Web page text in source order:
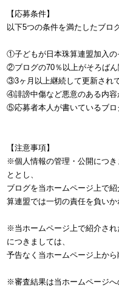
【応募条件】
以下5つの条件を満たしたブロ
①子どもが日本珠算連盟加入の
②ブログの70％以上がそろば
③3ヶ月以上継続して更新され
④誹謗中傷など悪意のある内容
⑤応募者本人が書いているブロ
【注意事項】
※個人情報の管理・公開につ
ととし、
ブログを当ホームページ上で
算連盟では一切の責任を負いか
※当ホームページ上で紹介さ
につきましては、
予告なく当ホームページ上から
※審査結果は当ホームページ